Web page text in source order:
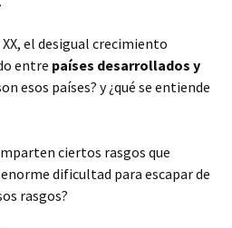
el desigual crecimiento
entre países desarrollados y
esos países? y ¿qué se entiende
ciertos rasgos que
dificultad para escapar de
rasgos?